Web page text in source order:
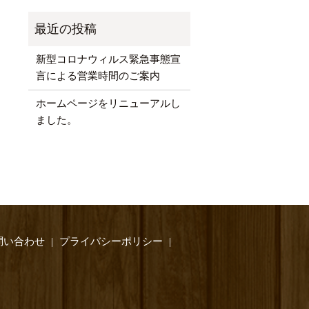
新型コロナウィルス緊急事態宣
言による営業時間のご案内
ホームページをリニューアルし
ました。
い合わせ プライバシーポリシー